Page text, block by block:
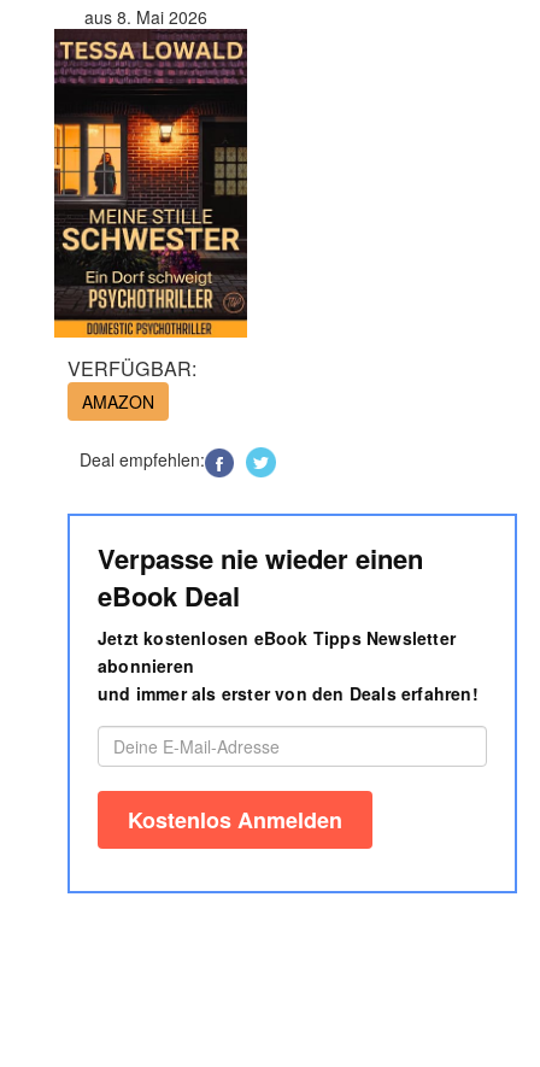
aus 8. Mai 2026
VERFÜGBAR:
AMAZON
Deal empfehlen:
Verpasse nie wieder einen
eBook Deal
Jetzt kostenlosen eBook Tipps Newsletter
abonnieren
und immer als erster von den Deals erfahren!